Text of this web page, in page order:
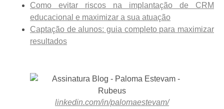
Como evitar riscos na implantação de CRM
educacional e maximizar a sua atuação
Captação de alunos: guia completo para maximizar
resultados
linkedin.com/in/palomaestevam/